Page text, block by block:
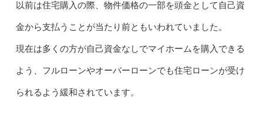
以前は住宅購入の際、物件価格の一部を頭金として自己資
金から支払うことが当たり前ともいわれていました。
現在は多くの方が自己資金なしでマイホームを購入できる
よう、フルローンやオーバーローンでも住宅ローンが受け
られるよう緩和されています。